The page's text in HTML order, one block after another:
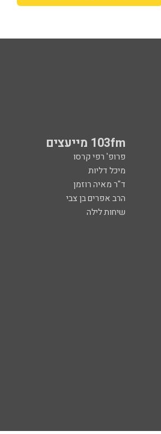
103fm מייעצים
פרופ' רפי קרסו
מיכל דליות
ד"ר מאיה רוזמן
הרב אפרים בן צבי
שיחות לילה